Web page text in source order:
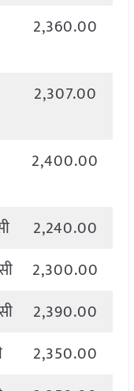
2,360.00
2,307.00
2,400.00
2,240.00
2,300.00
2,390.00
2,350.00